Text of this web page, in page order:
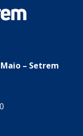
– Setrem